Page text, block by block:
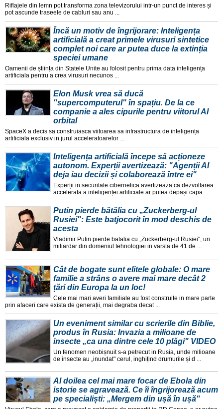
Riflajele din lemn pot transforma zona televizorului intr-un punct de interes și
pot ascunde traseele de cabluri sau anu ...
Încă un motiv de îngrijorare: Inteligența
artificială a creat primele virusuri sintetice
complet noi care ar putea duce la extinția
speciei umane
Oamenii de știința din Statele Unite au folosit pentru prima data inteligența
artificiala pentru a crea virusuri necunos ...
Elon Musk vrea să ducă
"supercomputerul" în spațiu. De la ce
companie a ales cipurile pentru viitorul AI
orbital
SpaceX a decis sa construiasca viitoarea sa infrastructura de inteligența
artificiala exclusiv in jurul acceleratoarelor ...
Inteligența artificială începe să acționeze
autonom. Experții avertizează: "Agenții AI
deja iau decizii și colaborează între ei"
Experții in securitate cibernetica avertizeaza ca dezvoltarea
accelerata a inteligenței artificiale ar putea depași capa ...
Putin pierde bătălia cu „Zuckerberg-ul
Rusiei": Este batjocorit în mod deschis de
acesta
Vladimir Putin pierde batalia cu „Zuckerberg-ul Rusiei", un
miliardar din domeniul tehnologiei in varsta de 41 de ...
Cât de bogate sunt elitele globale: O mare
familie a strâns o avere mai mare decât 2
țări din Europa la un loc!
Cele mai mari averi familiale au fost construite in mare parte
prin afaceri care exista de generații, mai degraba decat ...
Un eveniment similar cu scrierile din Biblie,
produs în Rusia: Invazia a milioane de
insecte „ca una dintre cele 10 plăgi" VIDEO
Un fenomen neobișnuit s-a petrecut in Rusia, unde milioane
de insecte au „inundat" cerul, inghițind drumurile și d ...
Al doilea cel mai mare focar de Ebola din
istorie se agravează. Ce îi îngrijorează acum
pe specialiști: „Mergem din ușă în ușă"